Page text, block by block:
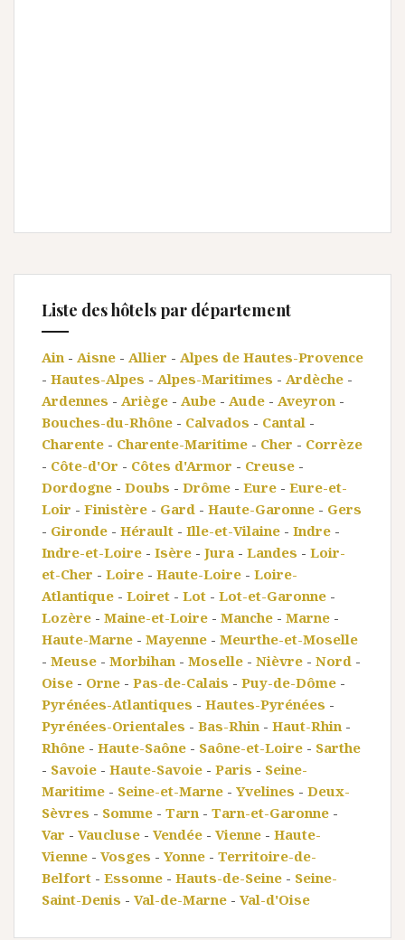
Liste des hôtels par département
Ain - Aisne - Allier - Alpes de Hautes-Provence
- Hautes-Alpes - Alpes-Maritimes - Ardèche -
Ardennes - Ariège - Aube - Aude - Aveyron -
Bouches-du-Rhône - Calvados - Cantal -
Charente - Charente-Maritime - Cher - Corrèze
- Côte-d'Or - Côtes d'Armor - Creuse -
Dordogne - Doubs - Drôme - Eure - Eure-et-
Loir - Finistère - Gard - Haute-Garonne - Gers
- Gironde - Hérault - Ille-et-Vilaine - Indre -
Indre-et-Loire - Isère - Jura - Landes - Loir-
et-Cher - Loire - Haute-Loire - Loire-
Atlantique - Loiret - Lot - Lot-et-Garonne -
Lozère - Maine-et-Loire - Manche - Marne -
Haute-Marne - Mayenne - Meurthe-et-Moselle
- Meuse - Morbihan - Moselle - Nièvre - Nord -
Oise - Orne - Pas-de-Calais - Puy-de-Dôme -
Pyrénées-Atlantiques - Hautes-Pyrénées -
Pyrénées-Orientales - Bas-Rhin - Haut-Rhin -
Rhône - Haute-Saône - Saône-et-Loire - Sarthe
- Savoie - Haute-Savoie - Paris - Seine-
Maritime - Seine-et-Marne - Yvelines - Deux-
Sèvres - Somme - Tarn - Tarn-et-Garonne -
Var - Vaucluse - Vendée - Vienne - Haute-
Vienne - Vosges - Yonne - Territoire-de-
Belfort - Essonne - Hauts-de-Seine - Seine-
Saint-Denis - Val-de-Marne - Val-d'Oise